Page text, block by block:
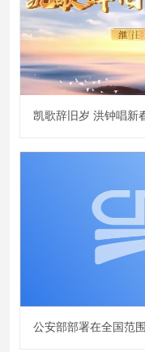
凯歌辞旧岁 洪钟唱新
公安部部署在全国范